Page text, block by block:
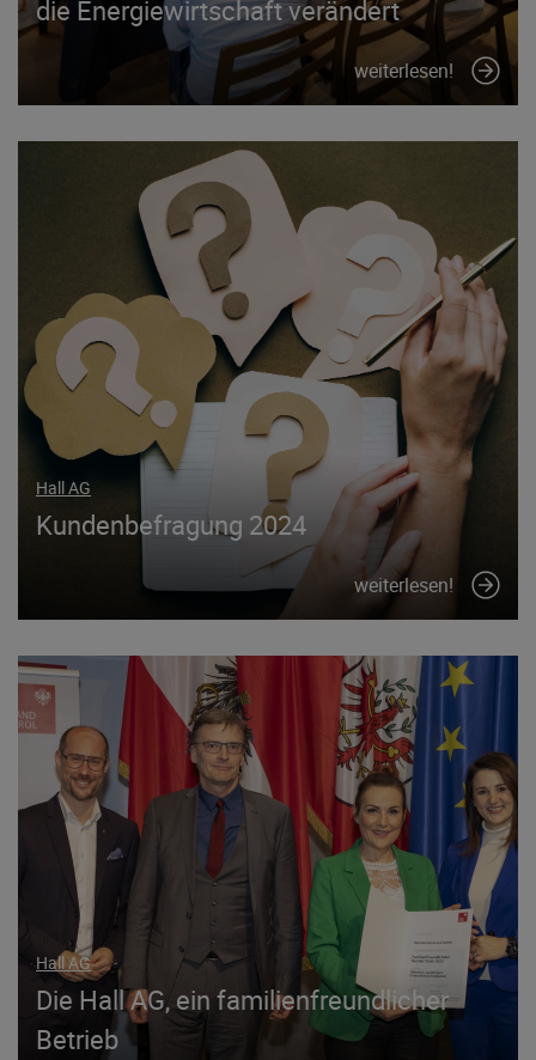
die Energiewirtschaft verändert
weiterlesen!
Hall AG
Kundenbefragung 2024
weiterlesen!
Hall AG
Die Hall AG, ein familienfreundlicher
Betrieb